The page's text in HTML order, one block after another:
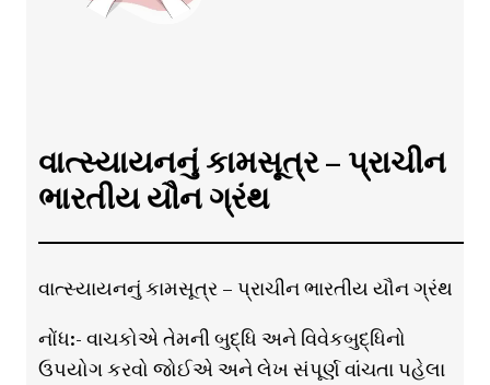
વાત્સ્યાયનનું કામસૂત્ર – પ્રાચીન
ભારતીય યૌન ગ્રંથ
વાત્સ્યાયનનું કામસૂત્ર – પ્રાચીન ભારતીય યૌન ગ્રંથ
નોંધ:- વાચકોએ તેમની બુદ્ધિ અને વિવેકબુદ્ધિનો
ઉપયોગ કરવો જોઈએ અને લેખ સંપૂર્ણ વાંચતા પહેલા